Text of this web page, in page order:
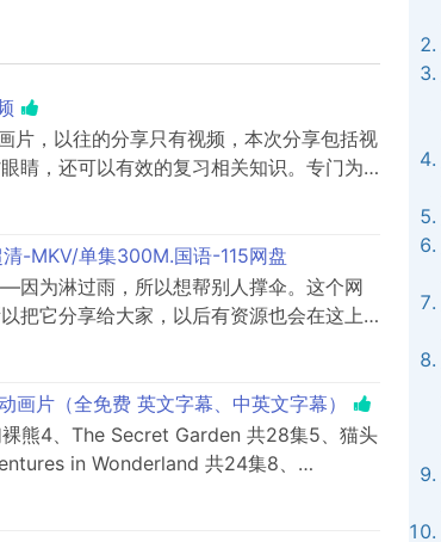
片，以往的分享只有视频，本次分享包括视
睛，还可以有效的复习相关知识。专门为
-MKV/单集300M.国语-115网盘
因为淋过雨，所以想帮别人撑伞。这个网
把它分享给大家，以后有资源也会在这上
人强烈建议用115网盘，保存后可直接在
片（全免费 英文字幕、中英文字幕）
熊4、The Secret Garden 共28集5、猫头
in Wonderland 共24集8、
The Adventures of Tom Sawyer 共17...